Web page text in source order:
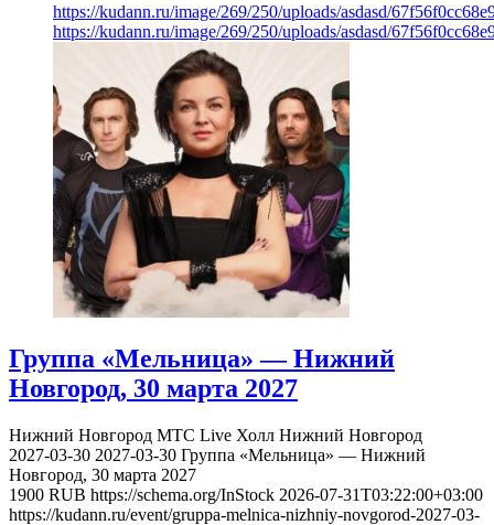
https://kudann.ru/image/269/250/uploads/asdasd/
https://kudann.ru/image/269/250/uploads/asdasd/
Группа «Мельница» — Нижний
Новгород, 30 марта 2027
Нижний Новгород МТС Live Холл Нижний Новгород
2027-03-30 2027-03-30 Группа «Мельница» — Нижний
Новгород, 30 марта 2027
1900 RUB https://schema.org/InStock 2026-07-31T03:22:00+03:00
https://kudann.ru/event/gruppa-melnica-nizhniy-novgorod-2027-03-